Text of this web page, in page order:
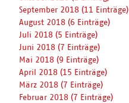
September 2018 (11 Einträge)
August 2018 (6 Einträge)
Juli 2018 (5 Einträge)
Juni 2018 (7 Einträge)
Mai 2018 (9 Einträge)
April 2018 (15 Einträge)
März 2018 (7 Einträge)
Februar 2018 (7 Einträge)